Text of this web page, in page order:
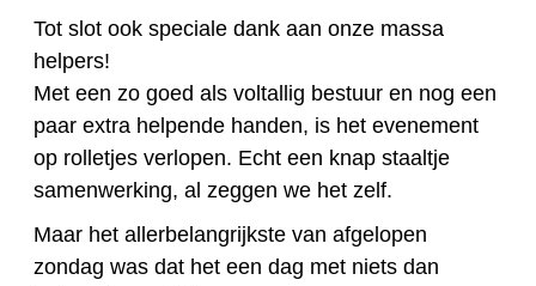
Tot slot ook speciale dank aan onze massa
helpers!
Met een zo goed als voltallig bestuur en nog een
paar extra helpende handen, is het evenement
op rolletjes verlopen. Echt een knap staaltje
samenwerking, al zeggen we het zelf.
Maar het allerbelangrijkste van afgelopen
zondag was dat het een dag met niets dan